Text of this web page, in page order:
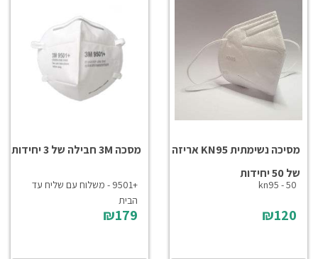
מסיכה נשימתית KN95 אריזה
של 50 יחידות
kn95 - 50
₪120
מסכה 3M חבילה של 3 יחידות
+9501 - משלוח עם שליח עד
הבית
₪179